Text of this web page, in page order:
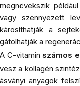
megnövekszik
vagy szennyezett
károsíthatják a
gátolhatják a
A C-vitamin számos
vesz a kollagén
ásványi anyagok